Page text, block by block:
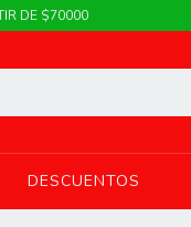
DE $70000
DESCUENTOS